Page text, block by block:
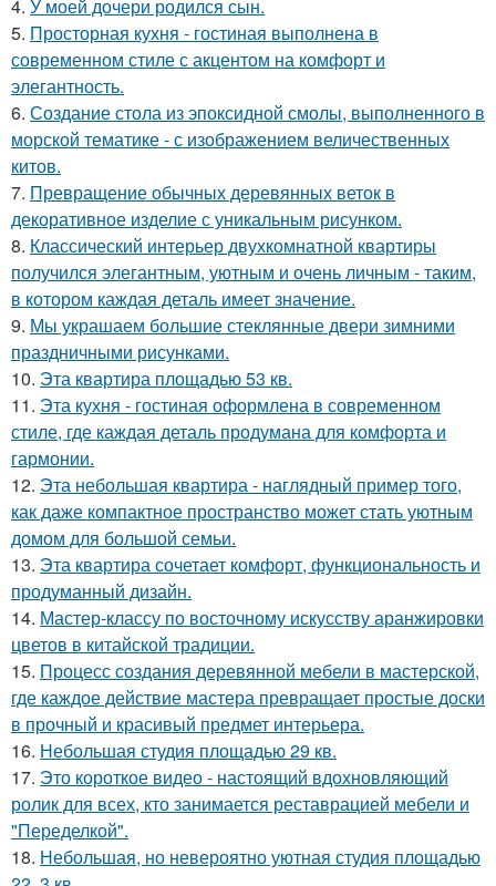
4. У моей дочери родился сын.
5. Просторная кухня - гостиная выполнена в
современном стиле с акцентом на комфорт и
элегантность.
6. Создание стола из эпоксидной смолы, выполненного в
морской тематике - с изображением величественных
китов.
7. Превращение обычных деревянных веток в
декоративное изделие с уникальным рисунком.
8. Классический интерьер двухкомнатной квартиры
получился элегантным, уютным и очень личным - таким,
в котором каждая деталь имеет значение.
9. Мы украшаем большие стеклянные двери зимними
праздничными рисунками.
10. Эта квартира площадью 53 кв.
11. Эта кухня - гостиная оформлена в современном
стиле, где каждая деталь продумана для комфорта и
гармонии.
12. Эта небольшая квартира - наглядный пример того,
как даже компактное пространство может стать уютным
домом для большой семьи.
13. Эта квартира сочетает комфорт, функциональность и
продуманный дизайн.
14. Мастер-классу по восточному искусству аранжировки
цветов в китайской традиции.
15. Процесс создания деревянной мебели в мастерской,
где каждое действие мастера превращает простые доски
в прочный и красивый предмет интерьера.
16. Небольшая студия площадью 29 кв.
17. Это короткое видео - настоящий вдохновляющий
ролик для всех, кто занимается реставрацией мебели и
"Переделкой".
18. Небольшая, но невероятно уютная студия площадью